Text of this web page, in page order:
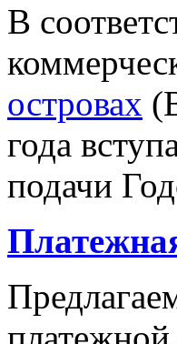
В
островах
года
подачи